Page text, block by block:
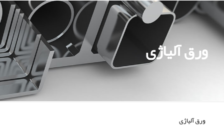
ورق آلیاژی
ورق آلیاژی